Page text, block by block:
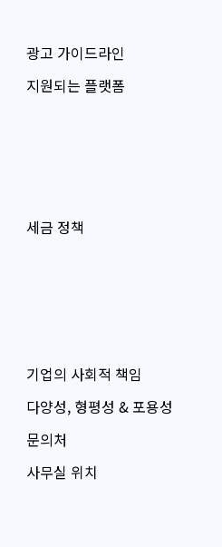
광고 가이드라인
지원되는 플랫폼
세금 정책
기업의 사회적 책임
다양성, 형평성 & 포용성
문의처
사무실 위치